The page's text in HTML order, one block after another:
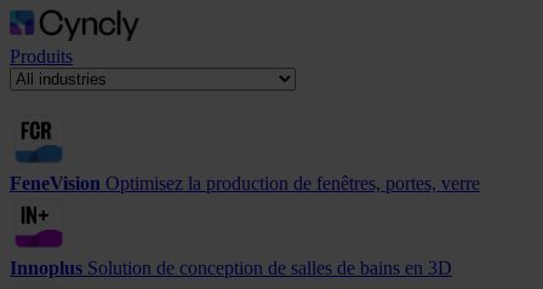
Produits
FeneVision Optimisez la production de fenêtres, portes, verre
Innoplus Solution de conception de salles de bains en 3D